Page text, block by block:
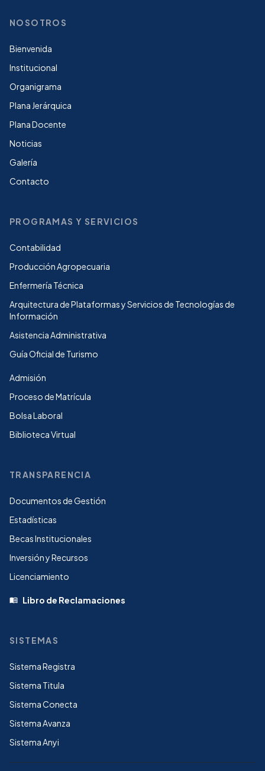
NOSOTROS
Bienvenida
Institucional
Organigrama
Plana Jerárquica
Plana Docente
Noticias
Galería
Contacto
PROGRAMAS Y SERVICIOS
Contabilidad
Producción Agropecuaria
Enfermería Técnica
Arquitectura de Plataformas y Servicios de Tecnologías de
Información
Asistencia Administrativa
Guía Oficial de Turismo
Admisión
Proceso de Matrícula
Bolsa Laboral
Biblioteca Virtual
TRANSPARENCIA
Documentos de Gestión
Estadísticas
Becas Institucionales
Inversión y Recursos
Licenciamiento
menu_book Libro de Reclamaciones
SISTEMAS
Sistema Registra
Sistema Titula
Sistema Conecta
Sistema Avanza
Sistema Anyi